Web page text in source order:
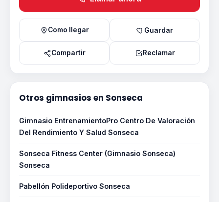
Como llegar Guardar
Compartir Reclamar
Otros gimnasios en Sonseca
Gimnasio EntrenamientoPro Centro De Valoración
Del Rendimiento Y Salud Sonseca
Sonseca Fitness Center (Gimnasio Sonseca)
Sonseca
Pabellón Polideportivo Sonseca